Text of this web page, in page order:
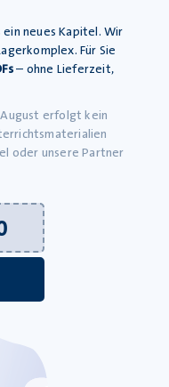
Unterricht
neues Kapitel. Wir
Für Sie
– ohne Lieferzeit,
erfolgt kein
oder unsere Partner